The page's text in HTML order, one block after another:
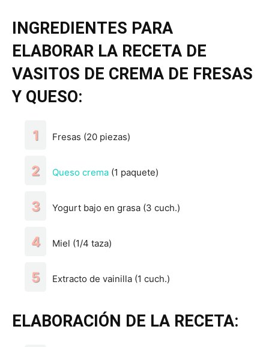
INGREDIENTES PARA
ELABORAR LA RECETA DE
VASITOS DE CREMA DE FRESAS
Y QUESO:
Fresas (20 piezas)
Queso crema (1 paquete)
Yogurt bajo en grasa (3 cuch.)
Miel (1/4 taza)
Extracto de vainilla (1 cuch.)
ELABORACIÓN DE LA RECETA: